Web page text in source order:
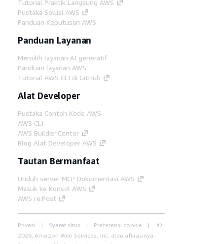
Tutorial Praktik Langsung AWS
Pustaka Solusi AWS
Panduan Keputusan AWS
Panduan Layanan
Memilih layanan AI generatif
Panduan layanan AWS
Tutorial AWS CLI di GitHub
Alat Developer
Pustaka Contoh Kode AWS
AWS CLI
AWS Builder Center
Blog Alat Developer AWS
Tautan Bermanfaat
Unduh server MCP Dokumentasi AWS
Masuk ke Konsol AWS
AWS re:Post
Privasi Syarat situs Preferensi cookie
©
2026, Amazon Web Services, Inc. atau afiliasinya.